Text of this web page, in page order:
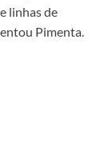
linhas de
Pimenta.